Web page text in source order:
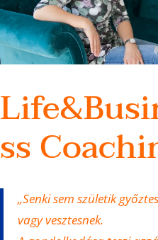
ss
„Senki sem születik
vagy vesztesnek.